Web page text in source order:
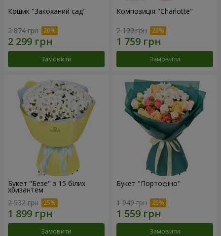
Кошик "Закоханий сад"
2 874 грн
Замовити
Композиція "Charlotte"
2 199 грн
Замовити
Букет "Безе" з 15 білих
хризантем
2 532 грн
Замовити
Букет "Портофіно"
1 949 грн
Замовити